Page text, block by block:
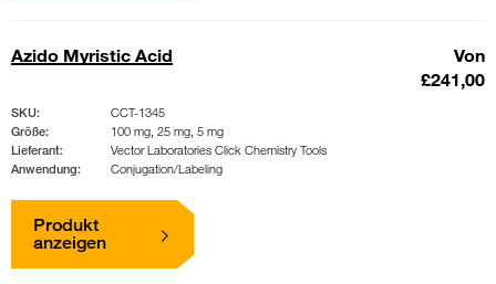
Azido Myristic Acid
Von
£241,00
SKU:
CCT-1345
Größe:
100 mg, 25 mg, 5 mg
Lieferant:
Vector Laboratories Click Chemistry Tools
Anwendung:
Conjugation/Labeling
Produkt
anzeigen